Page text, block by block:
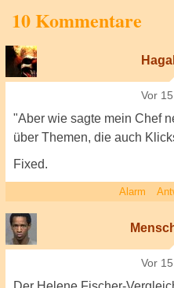
10 Kommentare
Vor
"Aber wie sagte mein Chef
über Themen, die auch
Fixed.
Alarm
Vor